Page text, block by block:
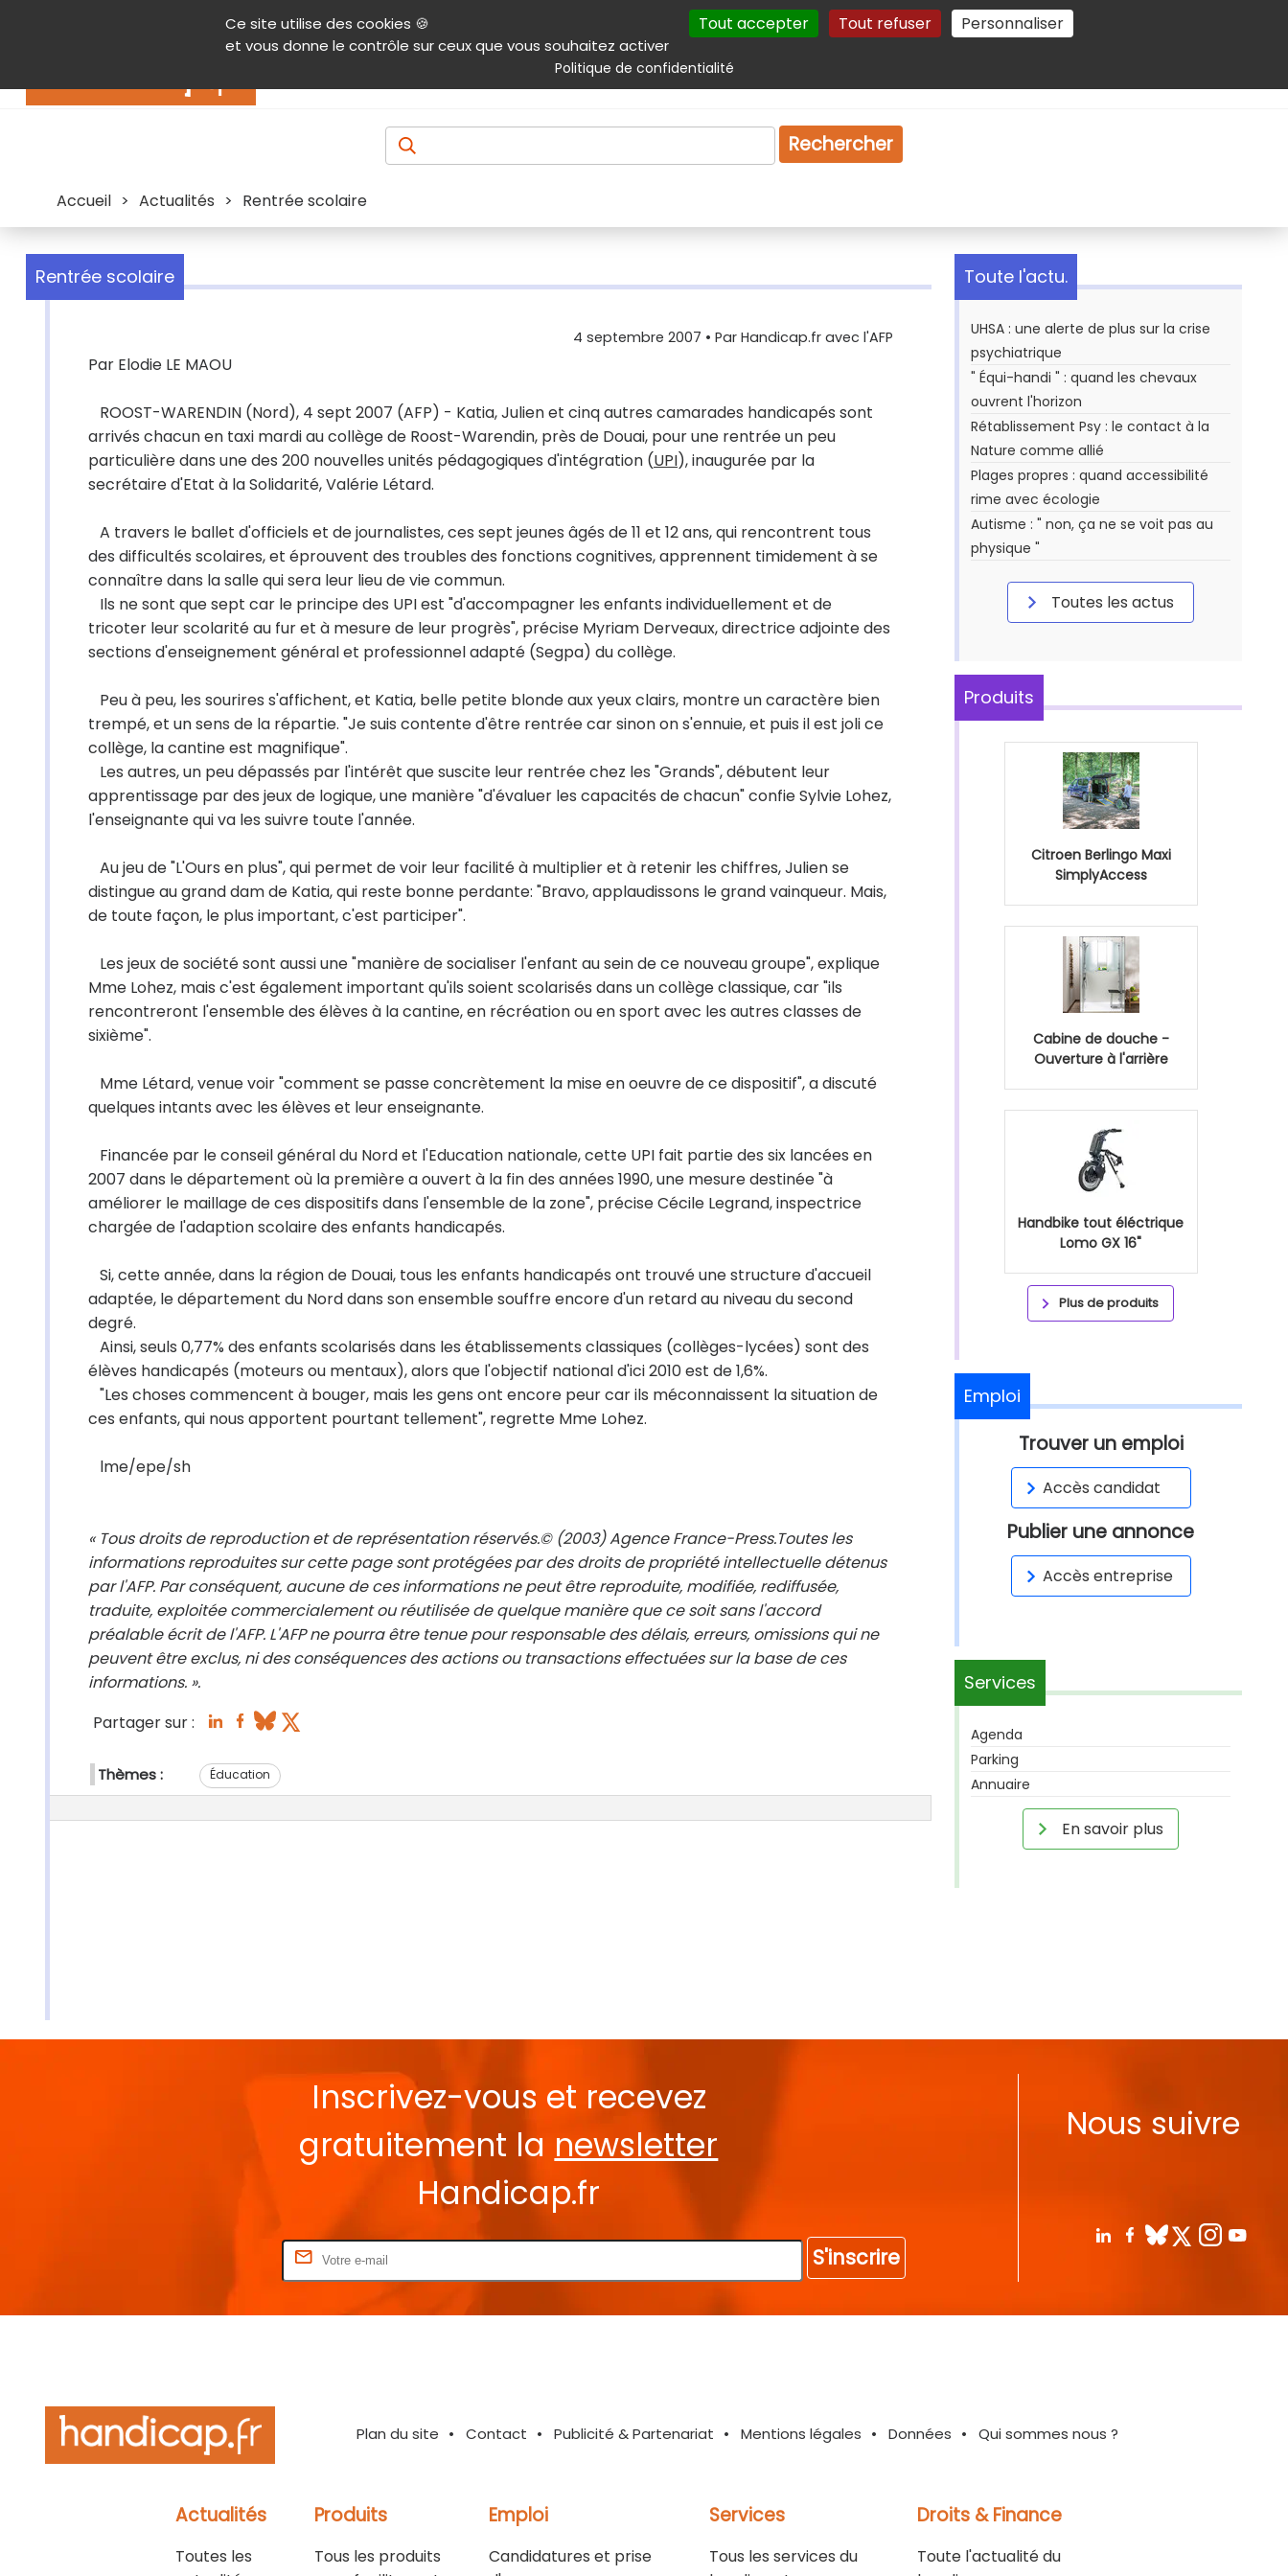
Ce site utilise des cookies 🍪
et vous donne le contrôle sur ceux que vous souhaitez activer
Tout accepter Tout refuser Personnaliser
Politique de confidentialité
Contenu Aide et accessibilité Menu principal Autres services Plan du site Gestion des cookies
Produits & services Emploi Droit
Rechercher
Accueil > Actualités > Rentrée scolaire
Rentrée scolaire
4 septembre 2007 • Par Handicap.fr avec l'AFP
Par Elodie LE MAOU
ROOST-WARENDIN (Nord), 4 sept 2007 (AFP) - Katia, Julien et cinq autres camarades handicapés sont
arrivés chacun en taxi mardi au collège de Roost-Warendin, près de Douai, pour une rentrée un peu
particulière dans une des 200 nouvelles unités pédagogiques d'intégration (UPI), inaugurée par la
secrétaire d'Etat à la Solidarité, Valérie Létard.
A travers le ballet d'officiels et de journalistes, ces sept jeunes âgés de 11 et 12 ans, qui rencontrent tous
des difficultés scolaires, et éprouvent des troubles des fonctions cognitives, apprennent timidement à se
connaître dans la salle qui sera leur lieu de vie commun.
Ils ne sont que sept car le principe des UPI est "d'accompagner les enfants individuellement et de
tricoter leur scolarité au fur et à mesure de leur progrès", précise Myriam Derveaux, directrice adjointe des
sections d'enseignement général et professionnel adapté (Segpa) du collège.
Peu à peu, les sourires s'affichent, et Katia, belle petite blonde aux yeux clairs, montre un caractère bien
trempé, et un sens de la répartie. "Je suis contente d'être rentrée car sinon on s'ennuie, et puis il est joli ce
collège, la cantine est magnifique".
Les autres, un peu dépassés par l'intérêt que suscite leur rentrée chez les "Grands", débutent leur
apprentissage par des jeux de logique, une manière "d'évaluer les capacités de chacun" confie Sylvie Lohez,
l'enseignante qui va les suivre toute l'année.
Au jeu de "L'Ours en plus", qui permet de voir leur facilité à multiplier et à retenir les chiffres, Julien se
distingue au grand dam de Katia, qui reste bonne perdante: "Bravo, applaudissons le grand vainqueur. Mais,
de toute façon, le plus important, c'est participer".
Les jeux de société sont aussi une "manière de socialiser l'enfant au sein de ce nouveau groupe", explique
Mme Lohez, mais c'est également important qu'ils soient scolarisés dans un collège classique, car "ils
rencontreront l'ensemble des élèves à la cantine, en récréation ou en sport avec les autres classes de
sixième".
Mme Létard, venue voir "comment se passe concrètement la mise en oeuvre de ce dispositif", a discuté
quelques intants avec les élèves et leur enseignante.
Financée par le conseil général du Nord et l'Education nationale, cette UPI fait partie des six lancées en
2007 dans le département où la première a ouvert à la fin des années 1990, une mesure destinée "à
améliorer le maillage de ces dispositifs dans l'ensemble de la zone", précise Cécile Legrand, inspectrice
chargée de l'adaption scolaire des enfants handicapés.
Si, cette année, dans la région de Douai, tous les enfants handicapés ont trouvé une structure d'accueil
adaptée, le département du Nord dans son ensemble souffre encore d'un retard au niveau du second
degré.
Ainsi, seuls 0,77% des enfants scolarisés dans les établissements classiques (collèges-lycées) sont des
élèves handicapés (moteurs ou mentaux), alors que l'objectif national d'ici 2010 est de 1,6%.
"Les choses commencent à bouger, mais les gens ont encore peur car ils méconnaissent la situation de
ces enfants, qui nous apportent pourtant tellement", regrette Mme Lohez.
lme/epe/sh
« Tous droits de reproduction et de représentation réservés.© (2003) Agence France-Press.Toutes les
informations reproduites sur cette page sont protégées par des droits de propriété intellectuelle détenus
par l'AFP. Par conséquent, aucune de ces informations ne peut être reproduite, modifiée, rediffusée,
traduite, exploitée commercialement ou réutilisée de quelque manière que ce soit sans l'accord
préalable écrit de l'AFP. L'AFP ne pourra être tenue pour responsable des délais, erreurs, omissions qui ne
peuvent être exclus, ni des conséquences des actions ou transactions effectuées sur la base de ces
informations. ».
Partager sur :
Thèmes : Éducation
Toute l'actu.
UHSA : une alerte de plus sur la crise
psychiatrique
" Équi-handi " : quand les chevaux
ouvrent l'horizon
Rétablissement Psy : le contact à la
Nature comme allié
Plages propres : quand accessibilité
rime avec écologie
Autisme : " non, ça ne se voit pas au
physique "
Toutes les actus
Produits
Citroen Berlingo Maxi
SimplyAccess
Cabine de douche -
Ouverture à l'arrière
Handbike tout éléctrique
Lomo GX 16"
Plus de produits
Emploi
Trouver un emploi
Accès candidat
Publier une annonce
Accès entreprise
Services
Agenda
Parking
Annuaire
En savoir plus
Inscrivez-vous et recevez
gratuitement la newsletter
Handicap.fr
S'inscrire
Nous suivre
Plan du site Contact Publicité & Partenariat Mentions légales Données Qui sommes nous ?
Actualités
Toutes les
Produits
Tous les produits
Emploi
Candidatures et prise
Services
Tous les services du
Droits & Finance
Toute l'actualité du